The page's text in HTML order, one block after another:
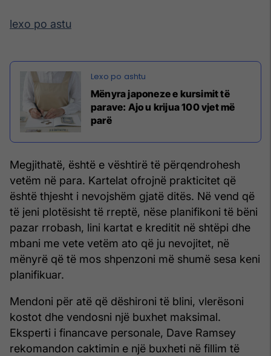
lexo po astu
Mënyra japoneze e kursimit të
parave: Ajo u krijua 100 vjet më
parë
Megjithatë, është e vështirë të përqendrohesh
vetëm në para. Kartelat ofrojnë prakticitet që
është thjesht i nevojshëm gjatë ditës. Në vend që
të jeni plotësisht të rreptë, nëse planifikoni të bëni
pazar rrobash, lini kartat e kreditit në shtëpi dhe
mbani me vete vetëm ato që ju nevojitet, në
mënyrë që të mos shpenzoni më shumë sesa keni
planifikuar.
Mendoni për atë që dëshironi të blini, vlerësoni
kostot dhe vendosni një buxhet maksimal.
Eksperti i financave personale, Dave Ramsey
rekomandon caktimin e një buxheti në fillim të